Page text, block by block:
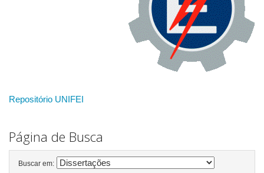
Repositório UNIFEI
Página de Busca
Buscar em: